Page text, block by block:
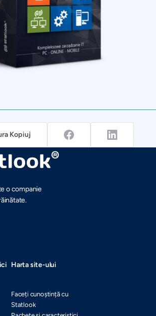
Kopiuj
o companie
Harta site-ului
Faceți cunoștință cu
Statlook